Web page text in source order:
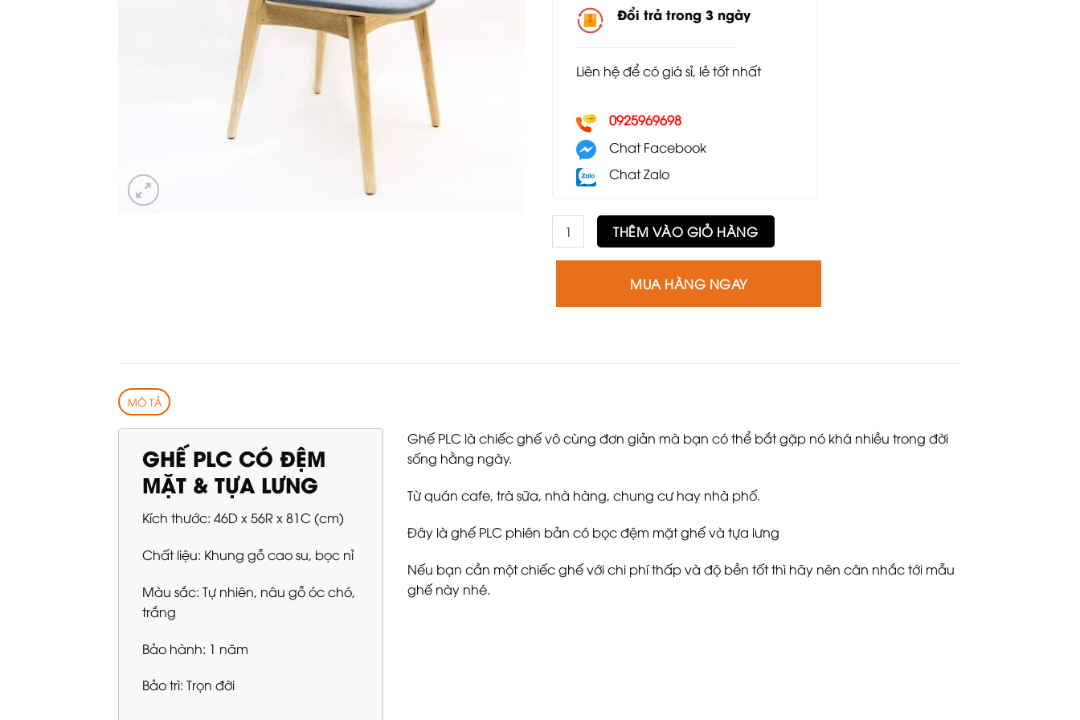
Đổi trả trong 3 ngày
Liên hệ để có giá sỉ, lẻ tốt nhất
0925969698
Chat Facebook
Chat Zalo
Ghế PLC bọc đệm mặt và tựa lưng số lượng
THÊM VÀO GIỎ HÀNG
MUA HÀNG NGAY
MÔ TẢ
GHẾ PLC CÓ ĐỆM
MẶT & TỰA LƯNG
Kích thước: 46D x 56R x 81C (cm)
Chất liệu: Khung gỗ cao su, bọc nỉ
Màu sắc: Tự nhiên, nâu gỗ óc chó,
trắng
Bảo hành: 1 năm
Bảo trì: Trọn đời
Ghế PLC là chiếc ghế vô cùng đơn giản mà bạn có thể bắt gặp nó khá nhiều trong đời
sống hằng ngày.
Từ quán cafe, trà sữa, nhà hàng, chung cư hay nhà phố.
Đây là ghế PLC phiên bản có bọc đệm mặt ghế và tựa lưng
Nếu bạn cần một chiếc ghế với chi phí thấp và độ bền tốt thì hãy nên cân nhắc tới mẫu
ghế này nhé.